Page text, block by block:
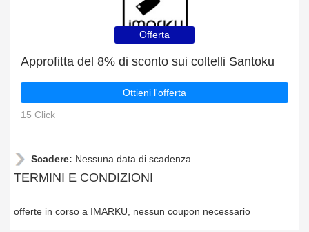
Offerta
Approfitta del 8% di sconto sui coltelli Santoku
Ottieni l'offerta
15 Click
Scadere: Nessuna data di scadenza
TERMINI E CONDIZIONI
offerte in corso a IMARKU, nessun coupon necessario